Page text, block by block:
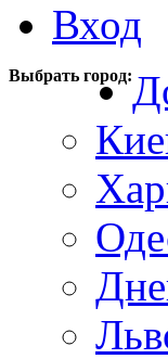
Вход
Выбрать город: